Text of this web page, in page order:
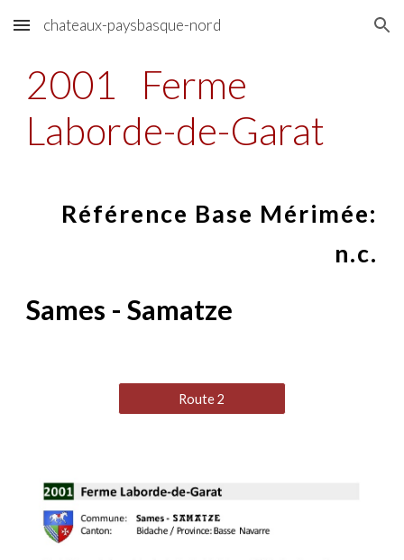
Skip to main content Skip to navigation
chateaux-paysbasque-nord
2001
Ferme
Laborde-de-Garat
Référence Base Mérimée:
n.c.
Sames - Samatze
Route 2